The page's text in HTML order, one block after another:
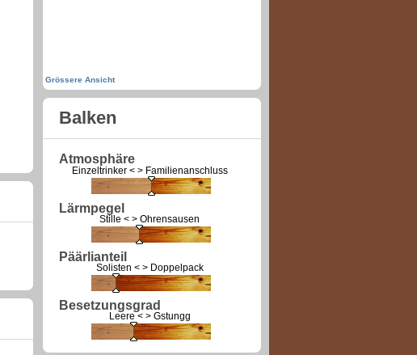
Grössere Ansicht
Balken
Atmosphäre
Einzeltrinker < > Familienanschluss
Lärmpegel
Stille < > Ohrensausen
Päärlianteil
Solisten < > Doppelpack
Besetzungsgrad
Leere < > Gstungg